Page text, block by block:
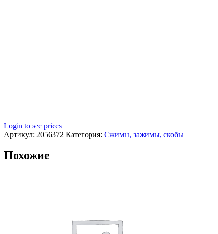
Login to see prices
Артикул: 2056372 Категория: Сжимы, зажимы, скобы
Похожие